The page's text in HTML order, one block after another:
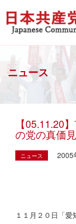
ニュース
【05.11.20
の党の真価
ニュース 2005
１１月２０日「愛